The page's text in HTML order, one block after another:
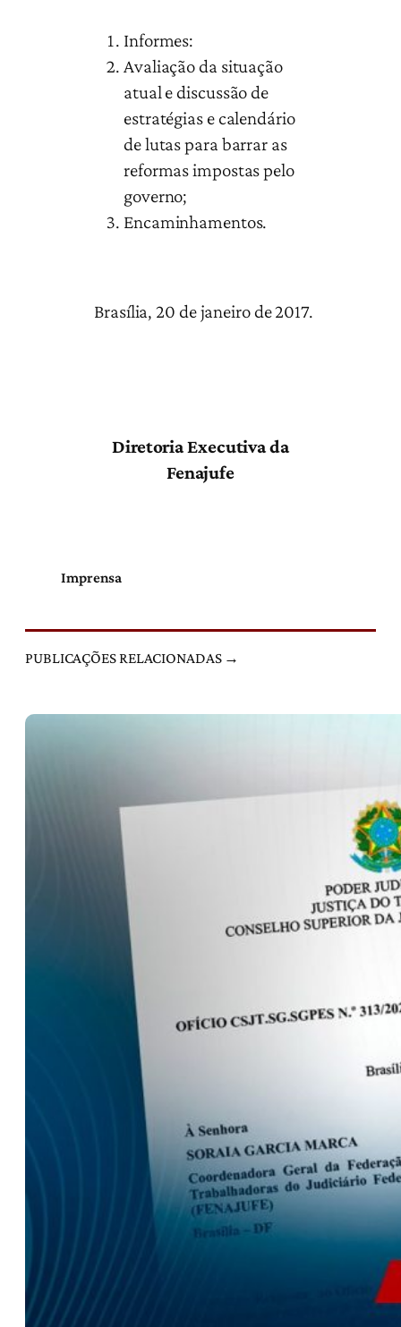
Informes:
Avaliação da situação
atual e discussão de
estratégias e calendário
de lutas para barrar as
reformas impostas pelo
governo;
Encaminhamentos.
Brasília, 20 de janeiro de 2017.
Diretoria Executiva da
Fenajufe
Imprensa
PUBLICAÇÕES RELACIONADAS →